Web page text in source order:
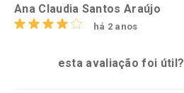
Ana Claudia Santos Araújo
há 2 anos
esta avaliação foi útil?